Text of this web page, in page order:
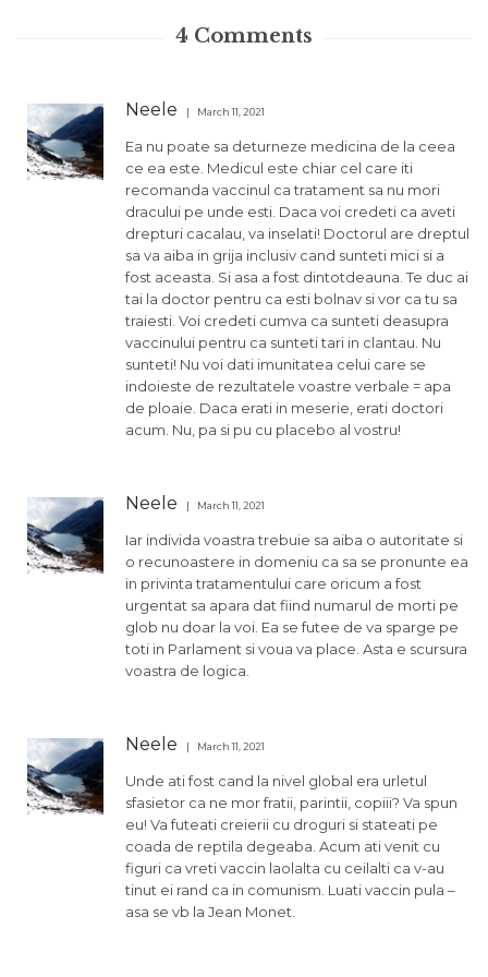
4 Comments
Neele March 11, 2021
Ea nu poate sa deturneze medicina de la ceea
ce ea este. Medicul este chiar cel care iti
recomanda vaccinul ca tratament sa nu mori
dracului pe unde esti. Daca voi credeti ca aveti
drepturi cacalau, va inselati! Doctorul are dreptul
sa va aiba in grija inclusiv cand sunteti mici si a
fost aceasta. Si asa a fost dintotdeauna. Te duc ai
tai la doctor pentru ca esti bolnav si vor ca tu sa
traiesti. Voi credeti cumva ca sunteti deasupra
vaccinului pentru ca sunteti tari in clantau. Nu
sunteti! Nu voi dati imunitatea celui care se
indoieste de rezultatele voastre verbale = apa
de ploaie. Daca erati in meserie, erati doctori
acum. Nu, pa si pu cu placebo al vostru!
Neele March 11, 2021
Iar individa voastra trebuie sa aiba o autoritate si
o recunoastere in domeniu ca sa se pronunte ea
in privinta tratamentului care oricum a fost
urgentat sa apara dat fiind numarul de morti pe
glob nu doar la voi. Ea se futee de va sparge pe
toti in Parlament si voua va place. Asta e scursura
voastra de logica.
Neele March 11, 2021
Unde ati fost cand la nivel global era urletul
sfasietor ca ne mor fratii, parintii, copiii? Va spun
eu! Va futeati creierii cu droguri si stateati pe
coada de reptila degeaba. Acum ati venit cu
figuri ca vreti vaccin laolalta cu ceilalti ca v-au
tinut ei rand ca in comunism. Luati vaccin pula –
asa se vb la Jean Monet.